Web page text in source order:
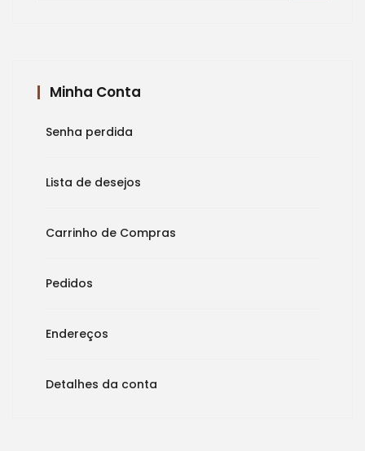
Minha Conta
Senha perdida
Lista de desejos
Carrinho de Compras
Pedidos
Endereços
Detalhes da conta